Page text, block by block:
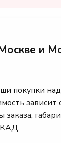
и
покупки
зависит
заказа,